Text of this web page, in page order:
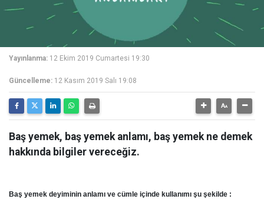
Yayınlanma: 12 Ekim 2019 Cumartesi 19:30
Güncelleme: 12 Kasım 2019 Salı 19:08
Baş yemek, baş yemek anlamı, baş yemek ne demek
hakkında bilgiler vereceğiz.
Baş yemek deyiminin anlamı ve cümle içinde kullanımı şu şekilde :